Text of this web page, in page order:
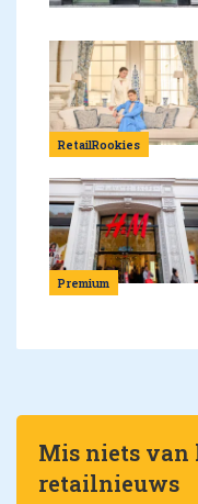
RetailRookies
Premium
Mis niets van
retailnieuws